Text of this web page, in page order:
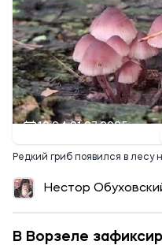
12:04 01.07.2025
Редкий гриб появился в лесу
Нестор
В Ворзеле